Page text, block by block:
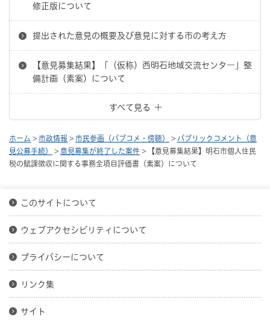
修正版について
提出された意見の概要及び意見に対する市の考え方
【意見募集結果】「（仮称）西明石地域交流センタ―」整
備計画（素案）について
すべて見る
ホーム > 市政情報 > 市民参画（パブコメ・傍聴） > パブリックコメント（意
見公募手続）
> 意見募集が終了した案件 > 【意見募集結果】明石市個人住民
税の賦課徴収に関する事務全項目評価書（素案）について
このサイトについて
ウェブアクセシビリティについて
プライバシーについて
リンク集
サイト